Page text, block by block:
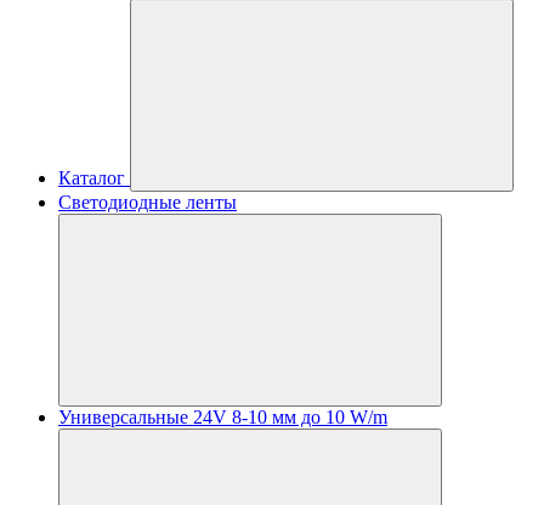
Каталог
Светодиодные ленты
Универсальные 24V 8-10 мм до 10 W/m